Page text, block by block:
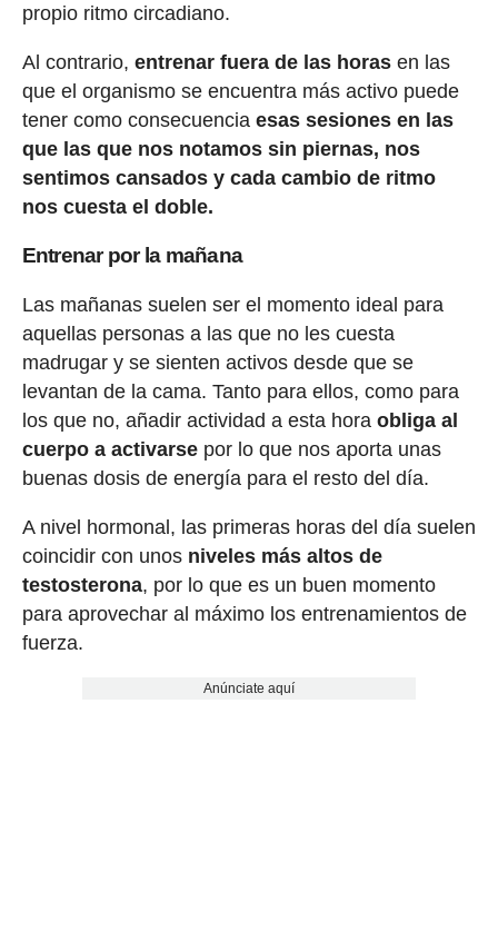
propio ritmo circadiano.
Al contrario, entrenar fuera de las horasen las
que el organismo se encuentra más activo puede
tener como consecuencia esas sesiones en las
que las que nos notamos sin piernas, nos
sentimos cansados y cada cambio de ritmo
nos cuesta el doble.
Entrenar por la mañana
Las mañanas suelen ser el momento ideal para
aquellas personas a las que no les cuesta
madrugar y se sienten activos desde que se
levantan de la cama. Tanto para ellos, como para
los que no, añadir actividad a esta hora obliga al
cuerpo a activarsepor lo que nos aporta unas
buenas dosis de energía para el resto del día.
A nivel hormonal, las primeras horas del día suelen
coincidir con unos niveles más altos de
testosterona, por lo que es un buen momento
para aprovechar al máximo los entrenamientos de
fuerza.
Anúnciate aquí